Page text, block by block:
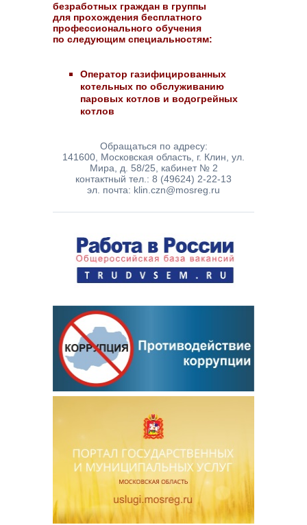
безработных граждан в группы
для прохождения бесплатного
профессионального обучения
по следующим специальностям:
Оператор газифицированных
котельных по обслуживанию
паровых котлов и водогрейных
котлов
Обращаться по адресу:
141600, Московская область, г. Клин, ул.
Мира, д. 58/25, кабинет № 2
контактный тел.: 8 (49624) 2-22-13
эл. почта: klin.czn@mosreg.ru